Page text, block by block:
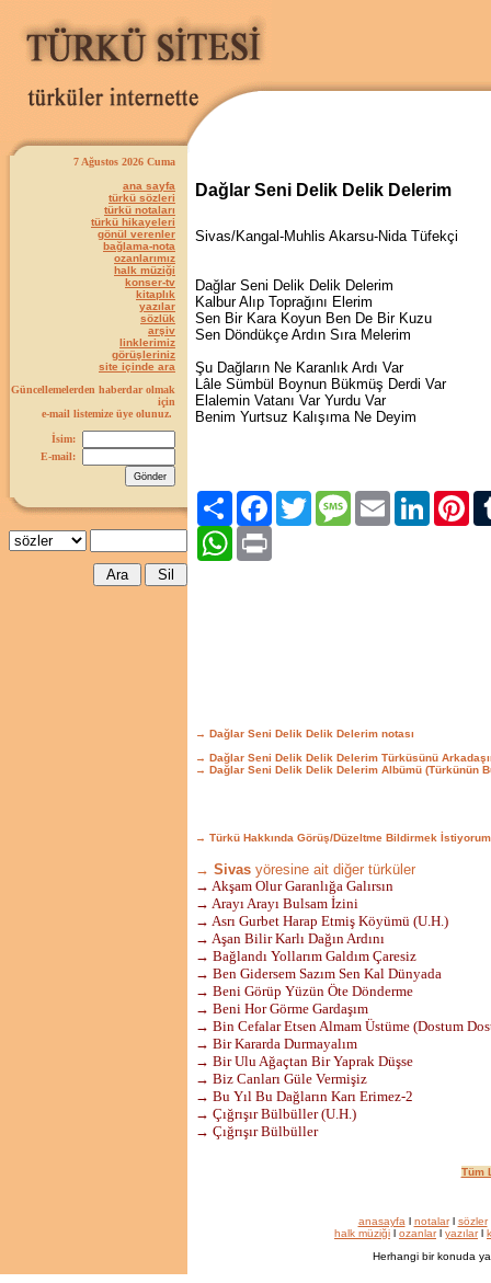
7 Ağustos 2026 Cuma
ana sayfa
türkü sözleri
türkü notaları
türkü hikayeleri
gönül verenler
bağlama-nota
ozanlarımız
halk müziği
konser-tv
kitaplık
yazılar
sözlük
arşiv
linklerimiz
görüşleriniz
site içinde ara
Güncellemelerden haberdar olmak
için
e-mail listemize üye olunuz.
İsim:
E-mail:
Dağlar Seni Delik Delik Delerim
Sivas/Kangal-Muhlis Akarsu-Nida Tüfekçi
Dağlar Seni Delik Delik Delerim
Kalbur Alıp Toprağını Elerim
Sen Bir Kara Koyun Ben De Bir Kuzu
Sen Döndükçe Ardın Sıra Melerim
Şu Dağların Ne Karanlık Ardı Var
Lâle Sümbül Boynun Bükmüş Derdi Var
Elalemin Vatanı Var Yurdu Var
Benim Yurtsuz Kalışıma Ne Deyim
Paylaş FacebookTwitter Message Email LinkedIn
WhatsApp
→ Dağlar Seni Delik Delik Delerim notası
→ Dağlar Seni Delik Delik Delerim Türküsünü
→ Dağlar Seni Delik Delik Delerim Albümü (Türkünün
→ Türkü Hakkında Görüş/Düzeltme Bildirmek İstiyorum
→ Sivas yöresine ait diğer türküler
→ Akşam Olur Garanlığa Galırsın
→ Arayı Arayı Bulsam İzini
→ Asrı Gurbet Harap Etmiş Köyümü (U.H.)
→ Aşan Bilir Karlı Dağın Ardını
→ Bağlandı Yollarım Galdım Çaresiz
→ Ben Gidersem Sazım Sen Kal Dünyada
→ Beni Görüp Yüzün Öte Dönderme
→ Beni Hor Görme Gardaşım
→ Bin Cefalar Etsen Almam Üstüme (Dostum
→ Bir Kararda Durmayalım
→ Bir Ulu Ağaçtan Bir Yaprak Düşse
→ Biz Canları Güle Vermişiz
→ Bu Yıl Bu Dağların Karı Erimez-2
→ Çığrışır Bülbüller (U.H.)
→ Çığrışır Bülbüller
Tüm
anasayfa l notalarl sözler
halk müziği l ozanlarl yazılarl
Herhangi bir konuda